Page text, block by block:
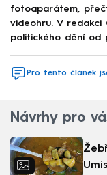
fotoaparátem,
videohru. V redakci
politického dění od
Pro tento článek
Návrhy pro